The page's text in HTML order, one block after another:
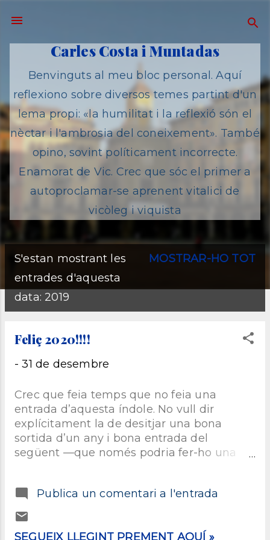
Carles Costa i Muntadas
Benvinguts al meu bloc personal. Aquí
reflexiono sobre diversos temes partint d'un
lema propi: «la humilitat i la reflexió són el
nèctar i l'ambrosia del coneixement». També
opino, sovint políticament incorrecte.
Enamorat de Vic. Crec que sóc el primer a
autoproclamar-se aprenent vitalici de
vicòleg i viquista
E
n
d
S'estan mostrant les
entrades d'aquesta
data: 2019
MOSTRAR-HO TOT
Feliç 2020!!!!
-31 de desembre
Crec que feia temps que no feia una
entrada d’aquesta índole. No vull dir
explícitament la de desitjar una bona
sortida d’un any i bona entrada del
següent —que només podria fer-ho una
una mica especial. Perquè si bé cada cap
d’any canviem d’unitat, en aquest cas
canviem també de desena. És per això que
Publica un comentari a l'entrada
SEGUEIX LLEGINT PREMENT AQUÍ »